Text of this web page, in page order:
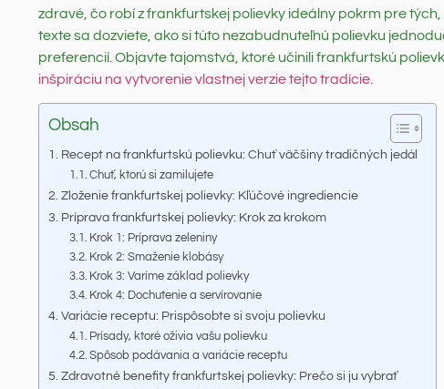
zdravé, čo robí z frankfurtskej polievky ideálny pokrm pre
texte sa dozviete, ako si túto nezabudnuteľnú polievku
preferencií. Objavte tajomstvá, ktoré učinili frankfurtskú
inšpiráciu na vytvorenie vlastnej verzie tejto tradície
Obsah
Recept na frankfurtskú polievku: Chuť väčšiny tradičných jedál
Chuť, ktorú si zamilujete
Zloženie frankfurtskej polievky: Kľúčové ingrediencie
Príprava frankfurtskej polievky: Krok za krokom
Krok 1: Príprava zeleniny
Krok 2: Smaženie klobásy
Krok 3: Varíme základ polievky
Krok 4: Dochutenie a servírovanie
Variácie receptu: Prispôsobte si svoju polievku
Prísady, ktoré oživia vašu polievku
Spôsob podávania a variácie receptu
Zdravotné benefity frankfurtskej polievky: Prečo si ju vybrať